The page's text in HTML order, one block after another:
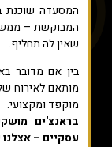
המסעדה שוכנת
המבוקשת – ממש
שאין לה תחליף.
בין אם מדובר
מותאם לאירוח
מוקפד ומקצועי.
בראנצ'ים
עסקיים –